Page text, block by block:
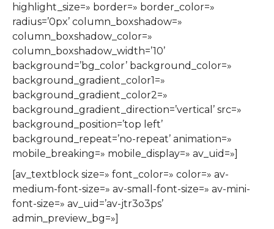
highlight_size=» border=» border_color=»
radius=’0px’ column_boxshadow=»
column_boxshadow_color=»
column_boxshadow_width=’10’
background=’bg_color’ background_color=»
background_gradient_color1=»
background_gradient_color2=»
background_gradient_direction=’vertical’ src=»
background_position=’top left’
background_repeat=’no-repeat’ animation=»
mobile_breaking=» mobile_display=» av_uid=»]
[av_textblock size=» font_color=» color=» av-
medium-font-size=» av-small-font-size=» av-mini-
font-size=» av_uid=’av-jtr3o3ps’
admin_preview_bg=»]